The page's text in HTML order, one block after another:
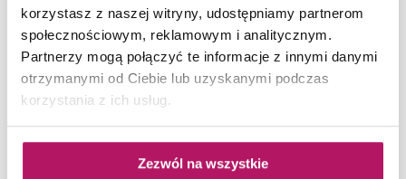
korzystasz z naszej witryny, udostępniamy partnerom
społecznościowym, reklamowym i analitycznym.
Partnerzy mogą połączyć te informacje z innymi danymi
otrzymanymi od Ciebie lub uzyskanymi podczas
korzystania z ich usług.
Zezwól na wszystkie